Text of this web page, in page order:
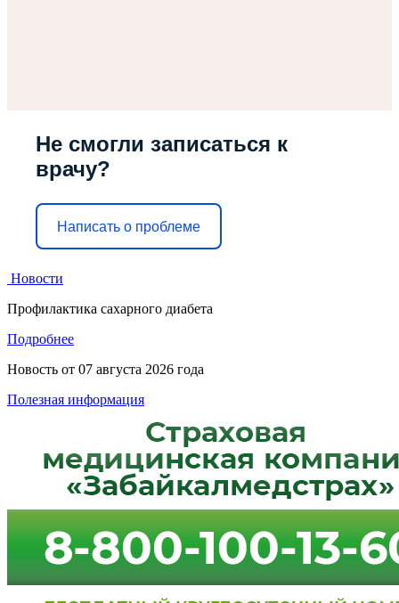
Не смогли записаться к
врачу?
Написать о проблеме
Новости
Профилактика сахарного диабета
Подробнее
Новость от 07 августа 2026 года
Полезная информация